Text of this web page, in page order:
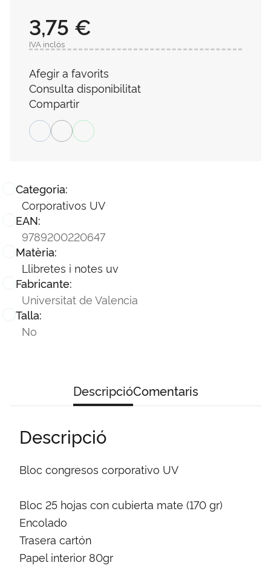
Categoria:
Corporativos UV
EAN:
9789200220647
Matèria:
Llibretes i notes uv
Fabricante:
Universitat de Valencia
Talla:
No
3,75 €
IVA inclós
Afegir a favorits
Consulta disponibilitat
Compartir
DescripcióComentaris
Descripció
Bloc congresos corporativo UV
Bloc 25 hojas con cubierta mate (170 gr)
Encolado
Trasera cartón
Papel interior 80gr